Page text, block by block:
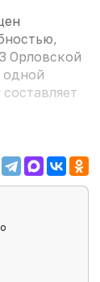
Орловской
одной